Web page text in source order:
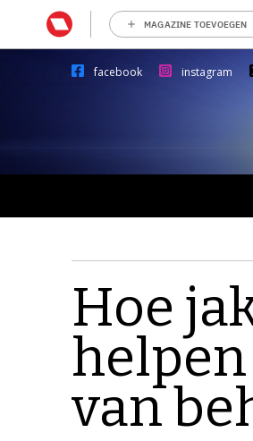
MAGAZINE TOEVOEGEN
facebook instagram
Hoe
van